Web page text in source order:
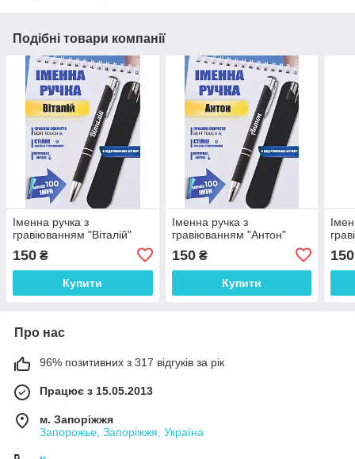
Подібні товари компанії
Іменна ручка з
гравіюванням "Віталій"
150 ₴
Купити
Іменна ручка з
гравіюванням "Антон"
150₴
Купити
150
Про нас
96% позитивних з 317 відгуків за рік
Працює з 15.05.2013
м. Запоріжжя
Запорожье, Запоріжжя, Україна